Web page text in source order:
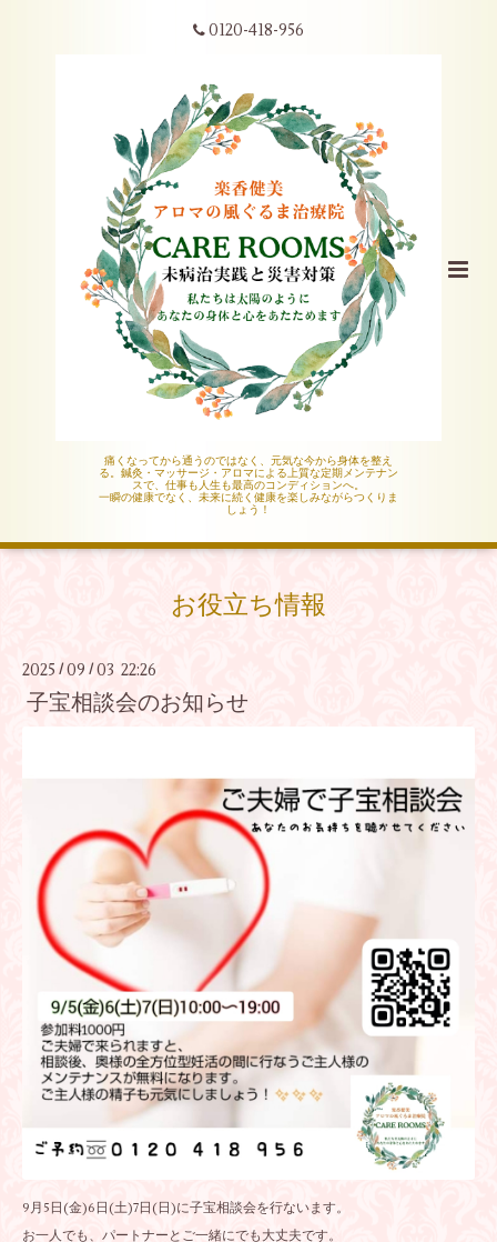
0120-418-956
痛くなってから通うのではなく、元気な今から身体を整え
る。鍼灸・マッサージ・アロマによる上質な定期メンテナン
スで、仕事も人生も最高のコンディションへ。
一瞬の健康でなく、未来に続く健康を楽しみながらつくりま
しょう！
お役立ち情報
2025 /09 /03 22:26
子宝相談会のお知らせ
9月5日(金)6日(土)7日(日)に子宝相談会を行ないます。
お一人でも、パートナーとご一緒にでも大丈夫です。